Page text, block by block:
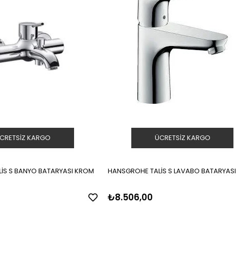
S BANYO BATARYASI KROM
KARGO
HANSGROHE TALİS S LAVABO BATARYASI
₺8.506,00
ÜCRETSIZ KARGO